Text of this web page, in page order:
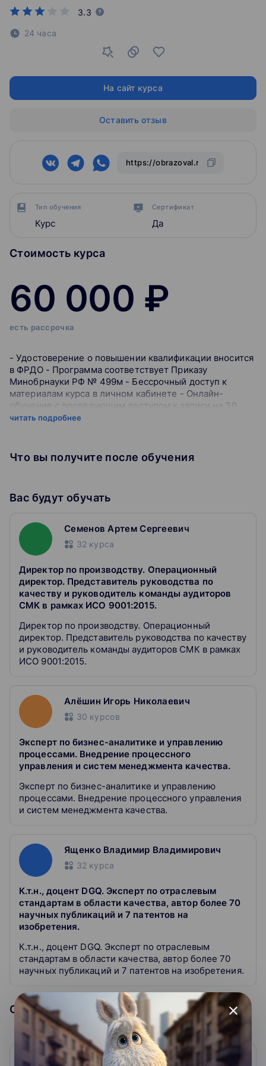
Тип обучения
Курс
Сертификат
Да
Стоимость курса
60 000 ₽
есть рассрочка
- Удостоверение о повышении квалификации вносится
в ФРДО - Программа соответствует Приказу
Минобрнауки РФ № 499м - Бессрочный доступ к
материалам курса в личном кабинете - Онлайн-
обучение с последующим доступом к записи на 30
дней - Разбор актуальной практики и примеров
совершенства в управлении бизнес-процессами и
обеспечивать высокое качество работы. Курс
процессов и применения циклов непрерывного
компании в гибкие и продуктивные системы, чтобы
справляться с любыми вызовами даже в условиях
неопределенности.
читать подробнее
Что вы получите после обучения
Вас будут обучать
Семенов Артем Сергеевич
32 курса
Директор по производству. Операционный
директор. Представитель руководства по
качеству и руководитель команды аудиторов
СМК в рамках ИСО 9001:2015.
Директор по производству. Операционный
директор. Представитель руководства по качеству
и руководитель команды аудиторов СМК в рамках
ИСО 9001:2015.
Алёшин Игорь Николаевич
30 курсов
Эксперт по бизнес-аналитике и управлению
процессами. Внедрение процессного
управления и систем менеджмента качества.
Эксперт по бизнес-аналитике и управлению
процессами. Внедрение процессного управления
и систем менеджмента качества.
Ященко Владимир Владимирович
32 курса
К.т.н., доцент DGQ. Эксперт по отраслевым
стандартам в области качества, автор более 70
научных публикаций и 7 патентов на
изобретения.
К.т.н., доцент DGQ. Эксперт по отраслевым
стандартам в области качества, автор более 70
научных публикаций и 7 патентов на изобретения.
Образовательная организация
3.3
24 часа
На сайт курса
Оставить отзыв
close